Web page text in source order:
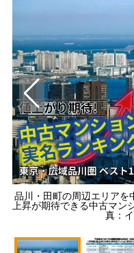
品川・田町の周辺エリアを
上昇が期待できる中古マン
真：